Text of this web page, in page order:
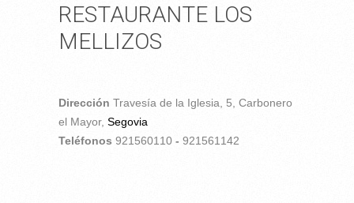
RESTAURANTE LOS
MELLIZOS
Dirección Travesía de la Iglesia, 5, Carbonero
el Mayor, Segovia
Teléfonos 921560110 - 921561142